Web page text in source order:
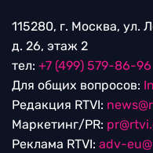
115280, г. Москва, ул.
д. 26, этаж 2
тел: +7 (499) 579-86-96
Для общих вопросов:
Редакция RTVI:
Маркетинг/PR:
Реклама RTVI: adv-